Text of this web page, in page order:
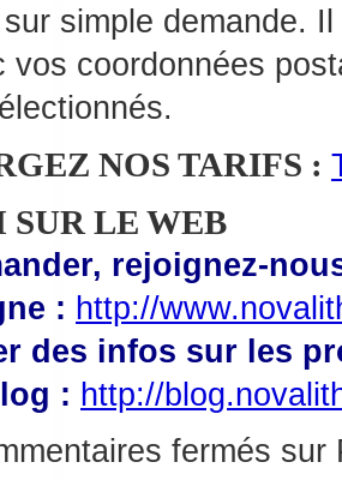
simple demande.
vos coordonnées
NOS TARIFS :
LE WEB
rejoignez-
: http://
des infos sur les
: http://
fermés sur